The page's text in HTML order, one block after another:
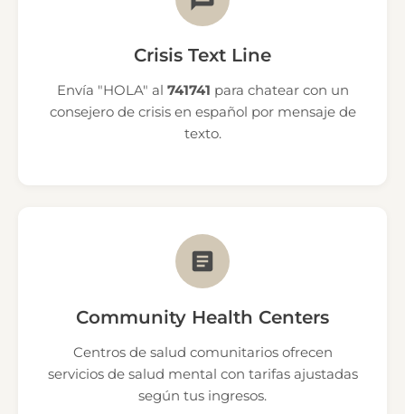
Crisis Text Line
Envía "HOLA" al 741741 para chatear con un
consejero de crisis en español por mensaje de
texto.
Community Health Centers
Centros de salud comunitarios ofrecen
servicios de salud mental con tarifas ajustadas
según tus ingresos.